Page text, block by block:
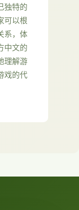
独特的
可以根
系，体
中文的
理解游
戏的代